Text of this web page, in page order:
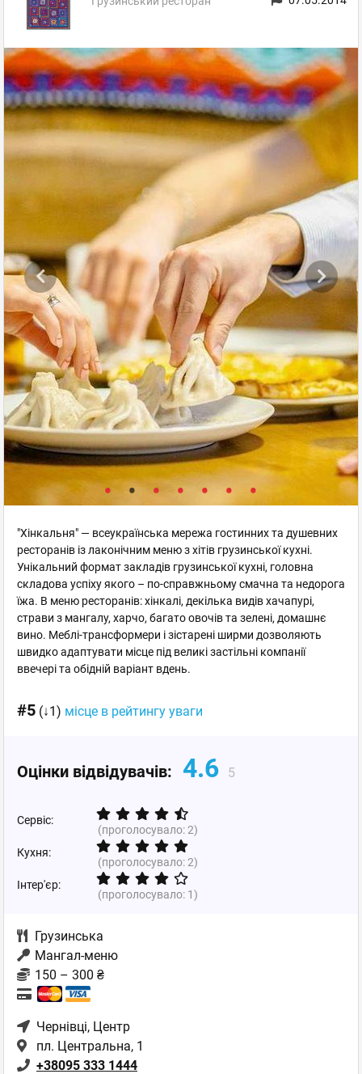
"Хінкальня" — всеукраїнська мережа гостинних та душевних
ресторанів із лаконічним меню з хітів грузинської кухні.
Унікальний формат закладів грузинської кухні, головна
складова успіху якого – по-справжньому смачна та недорога
їжа. В меню ресторанів: хінкалі, декілька видів хачапурі,
страви з мангалу, харчо, багато овочів та зелені, домашнє
вино. Меблі-трансформери і зістарені ширми дозволяють
швидко адаптувати місце під великі застільні компанії
ввечері та обідній варіант вдень.
#5 (↓1) місце в рейтингу уваги
Оцінки відвідувачів: 4.6 5
Сервіс:
(проголосувало:2)
Кухня:
(проголосувало:2)
Інтер'єр:
(проголосувало: 1)
Грузинська
Мангал-меню
150 – 300 ₴
Чернівці, Центр
пл. Центральна, 1
+38095 333 1444